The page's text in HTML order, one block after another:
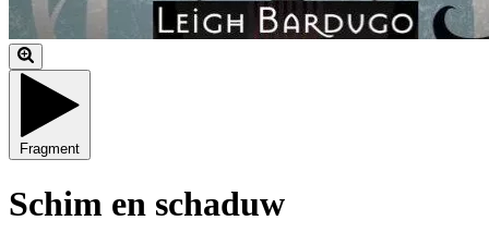
Fragment
Schim en schaduw